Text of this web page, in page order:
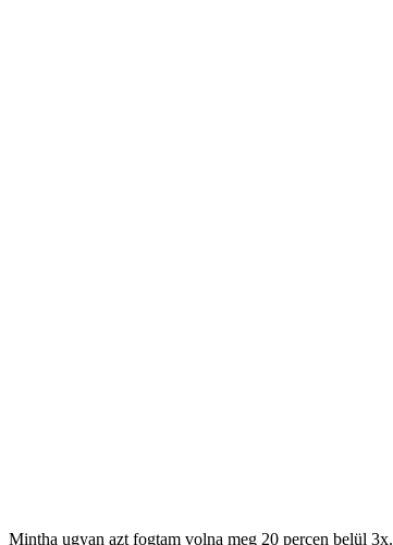
Mintha ugyan azt fogtam volna meg 20 percen belül 3x.